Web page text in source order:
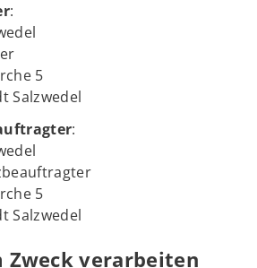
:
5
Salzwedel
:
5
Salzwedel
Zweck verarbeiten